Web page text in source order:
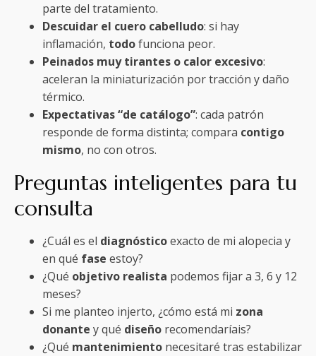
parte del tratamiento.
Descuidar el cuero cabelludo: si hay
inflamación, todofunciona peor.
Peinados muy tirantes o calor excesivo:
aceleran la miniaturización por tracción y daño
térmico.
Expectativas “de catálogo”: cada patrón
responde de forma distinta; compara contigo
mismo, no con otros.
Preguntas inteligentes para tu
consulta
¿Cuál es el diagnósticoexacto de mi alopecia y
en qué fase estoy?
¿Qué objetivo realista podemos fijar a 3, 6 y 12
meses?
Si me planteo injerto, ¿cómo está mi zona
donante y qué diseño recomendaríais?
¿Qué mantenimiento necesitaré tras estabilizar